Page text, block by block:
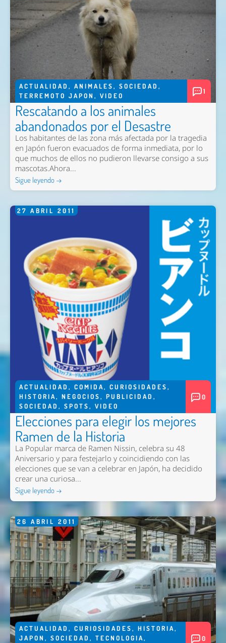
ACTUALIDAD , ANIMALES, SOCIEDAD ,
TERREMOTO JAPON , VIDEO
1
Rescatando a los animales
abandonados por el Desastre
Los habitantes de las zona más afectada por la tragedia
en Japón fueron evacuados de forma inmediata, por lo
que muchos de ellos no pudieron llevarse consigo a sus
mascotas.Ahora...
Sigue leyendo →
27 ABRIL 2011
ACTUALIDAD , COMIDA, CURIOSIDADES,
HISTORIA, NEGOCIOS, PUBLICIDAD ,
SOCIEDAD , SPOTS, VIDEO
0
Elecciones para elegir los mejores
Ramen de la Historia
La Popular marca de Ramen Nissin, celebra su 48
Aniversario y para festejarlo y coincidiendo con las
elecciones que se van a celebrar en Japón, ha decidido
crear una curiosa...
Sigue leyendo →
26 ABRIL 2011
ACTUALIDAD , CURIOSIDADES, HISTORIA,
JAPON , SOCIEDAD , TECNOLOGIA,
0